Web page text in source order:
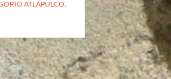
ATLAPULCO,